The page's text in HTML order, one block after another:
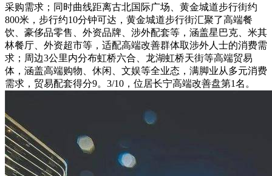
采购需求；同时曲线距离古北国际广场、黄金城道步行街约
800米，步行约10分钟可达，黄金城道步行街汇聚了高端餐
饮、豪侈品零售、外资品牌、涉外配套等，涵盖星巴克、米其
林餐厅、外资超市等，适配高端改善群体取涉外人士的消费需
求；周边3公里内分布虹桥六合、龙湖虹桥天街等高端贸易
体，涵盖高端购物、休闲、文娱等全业态，满脚业从多元消费
需求，贸易配套得分9。3/10，位居长宁高端改善盘第1名。